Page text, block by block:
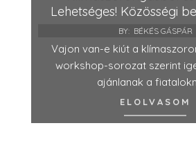
Lehetséges! Közösségi
BY: BÉKÉS GÁSPÁR
Vajon van-e kiút a
workshop-sorozat szerint
ajánlanak a
ELOLVASOM